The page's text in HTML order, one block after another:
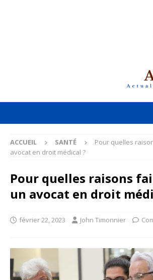
ACCUEIL SANTÉ
Pour quelles
avocat en droit médical ?
Pour quelles raisons
un avocat en droit
février 22, 2023 John Timonnier